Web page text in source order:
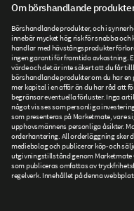
Om börshandlande
Börshandlande produkter, och i
innebär mycket hög risk för snabba
handlar med hävstångsprodukter
ingen garanti för framtida avkastning.
värde och det är inte säkert att du får
börshandlande produkter om du har
mer kapital i en affär än du har råd att
begränsar eventuella förluster. Inga
något vis ses som personliga
som presenteras på Marketmate, vare
upphovsmännens personliga åsikter.
orderhantering. All orderläggning sker
mediebolag och publicerar köp- och
utgivningstillstånd genom Marketmate
som publiceras omfattas av
regelverk. Innehållet på denna